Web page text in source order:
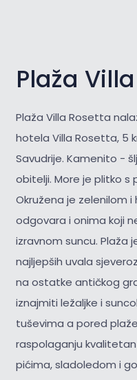
Plaža
Plaža Villa Rosetta
hotela Villa Rosetta, 5
Savudrije. Kamenito -
obitelji. More je plitko s
Okružena je zelenilom
odgovara i onima koji
izravnom suncu. Plaža
najljepših uvala
na ostatke antičkog
iznajmiti ležaljke i
tuševima a pored
raspolaganju
pićima, sladoledom i